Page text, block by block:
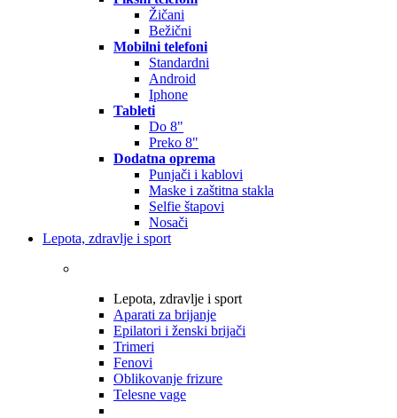
Žičani
Bežični
Mobilni telefoni
Standardni
Android
Iphone
Tableti
Do 8"
Preko 8"
Dodatna oprema
Punjači i kablovi
Maske i zaštitna stakla
Selfie štapovi
Nosači
Lepota, zdravlje i sport
Lepota, zdravlje i sport
Aparati za brijanje
Epilatori i ženski brijači
Trimeri
Fenovi
Oblikovanje frizure
Telesne vage